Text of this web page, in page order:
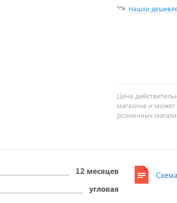
Нашли
Цена
магазина и может
розничных
12 месяцев
угловая
Схема